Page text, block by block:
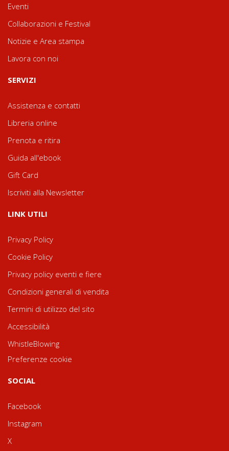
Eventi
Collaborazioni e Festival
Notizie e Area stampa
Lavora con noi
SERVIZI
Assistenza e contatti
Libreria online
Prenota e ritira
Guida all'ebook
Gift Card
Iscriviti alla Newsletter
LINK UTILI
Privacy Policy
Cookie Policy
Privacy policy eventi e fiere
Condizioni generali di vendita
Termini di utilizzo del sito
Accessibilità
WhistleBlowing
Preferenze cookie
SOCIAL
Facebook
Instagram
X